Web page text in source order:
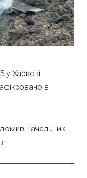
у Харкові
в
начальник